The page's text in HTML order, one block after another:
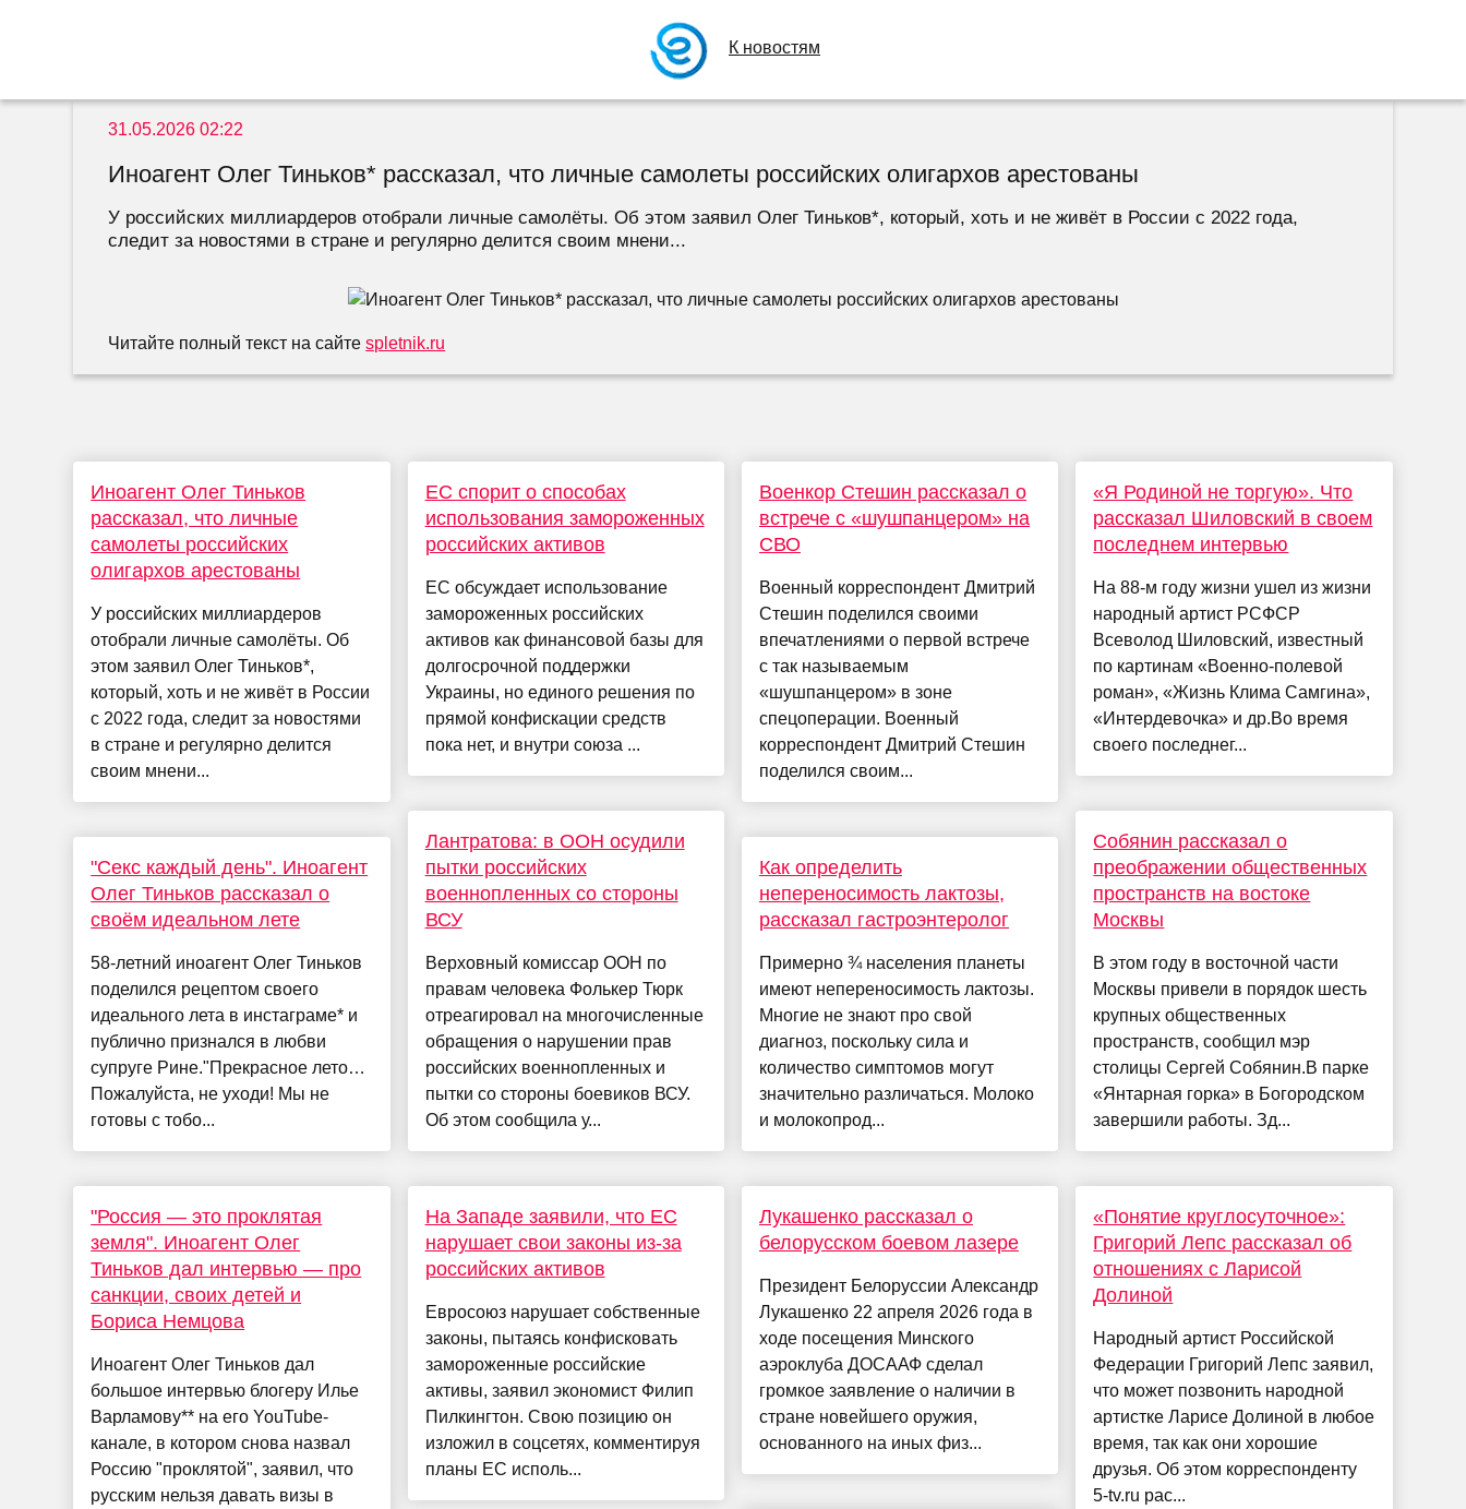
К новостям
31.05.2026 02:22
Иноагент Олег Тиньков* рассказал, что личные самолеты российских олигархов арестованы
У российских миллиардеров отобрали личные самолёты. Об этом заявил Олег Тиньков*, который, хоть и не живёт в России с 2022 года,
следит за новостями в стране и регулярно делится своим мнени...
Читайте полный текст на сайтеspletnik.ru
Иноагент Олег Тиньков
рассказал, что личные
самолеты российских
олигархов арестованы
У российских миллиардеров
отобрали личные самолёты. Об
этом заявил Олег Тиньков*,
который, хоть и не живёт в России
с 2022 года, следит за новостями
в стране и регулярно делится
своим мнени...
"Секс каждый день". Иноагент
Олег Тиньков рассказал о
своём идеальном лете
58-летний иноагент Олег Тиньков
поделился рецептом своего
идеального лета в инстаграме* и
публично признался в любви
супруге Рине."Прекрасное лето…
Пожалуйста, не уходи! Мы не
готовы с тобо...
"Россия — это проклятая
земля". Иноагент Олег
Тиньков дал интервью — про
санкции, своих детей и
Бориса Немцова
Иноагент Олег Тиньков дал
большое интервью блогеру Илье
Варламову** на его YouTube-
канале, в котором снова назвал
Россию "проклятой", заявил, что
русским нельзя давать визы в
ЕС спорит о способах
использования замороженных
российских активов
ЕС обсуждает использование
замороженных российских
активов как финансовой базы для
долгосрочной поддержки
Украины, но единого решения по
прямой конфискации средств
пока нет, и внутри союза ...
Лантратова: в ООН осудили
пытки российских
военнопленных со стороны
ВСУ
Верховный комиссар ООН по
правам человека Фолькер Тюрк
отреагировал на многочисленные
обращения о нарушении прав
российских военнопленных и
пытки со стороны боевиков ВСУ.
Об этом сообщила у...
На Западе заявили, что ЕС
нарушает свои законы из-за
российских активов
Евросоюз нарушает собственные
законы, пытаясь конфисковать
замороженные российские
активы, заявил экономист Филип
Пилкингтон. Свою позицию он
изложил в соцсетях, комментируя
планы ЕС исполь...
Военкор Стешин рассказал о
встрече с «шушпанцером» на
СВО
Военный корреспондент Дмитрий
Стешин поделился своими
впечатлениями о первой встрече
с так называемым
«шушпанцером» в зоне
спецоперации. Военный
корреспондент Дмитрий Стешин
поделился своим...
Как определить
непереносимость лактозы,
рассказал гастроэнтеролог
Примерно ¾ населения планеты
имеют непереносимость лактозы.
Многие не знают про свой
диагноз, поскольку сила и
количество симптомов могут
значительно различаться. Молоко
и молокопрод...
Лукашенко рассказал о
белорусском боевом лазере
Президент Белоруссии Александр
Лукашенко 22 апреля 2026 года в
ходе посещения Минского
аэроклуба ДОСААФ сделал
громкое заявление о наличии в
стране новейшего оружия,
основанного на иных физ...
«Я Родиной не торгую». Что
рассказал Шиловский в своем
последнем интервью
На 88-м году жизни ушел из жизни
народный артист РСФСР
Всеволод Шиловский, известный
по картинам «Военно-полевой
роман», «Жизнь Клима Самгина»,
«Интердевочка» и др.Во время
своего последнег...
Собянин рассказал о
преображении общественных
пространств на востоке
Москвы
В этом году в восточной части
Москвы привели в порядок шесть
крупных общественных
пространств, сообщил мэр
столицы Сергей Собянин.В парке
«Янтарная горка» в Богородском
завершили работы. Зд...
«Понятие круглосуточное»:
Григорий Лепс рассказал об
отношениях с Ларисой
Долиной
Народный артист Российской
Федерации Григорий Лепс заявил,
что может позвонить народной
артистке Ларисе Долиной в любое
время, так как они хорошие
друзья. Об этом корреспонденту
5-tv.ru рас...